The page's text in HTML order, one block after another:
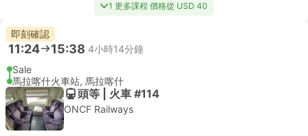
1 更多課程 價格從 USD 40
即刻確認
11:24 15:38 4小時14分鐘
Sale
馬拉喀什火車站, 馬拉喀什
頭等 | 火車 #114
ONCF Railways